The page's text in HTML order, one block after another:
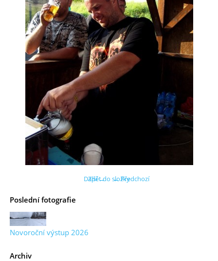
← Předchozí
Další →
Zpět do složky
Poslední fotografie
Novoroční výstup 2026
Archiv